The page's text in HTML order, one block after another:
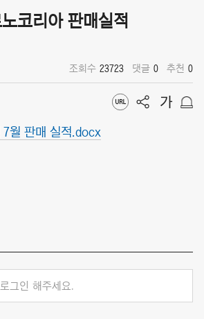
코리아 판매실적
조회수 23723 댓글 0 추천 0
월 판매 실적.docx
그인 해주세요.